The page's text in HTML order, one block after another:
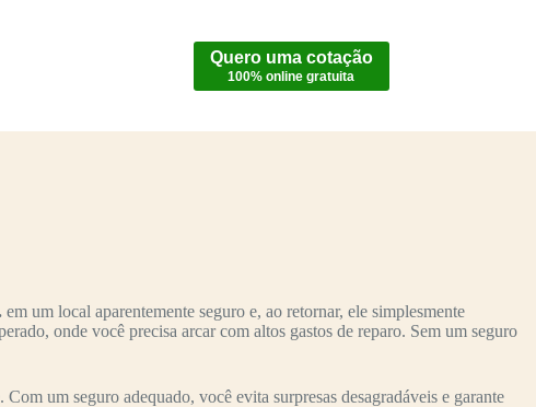
Quero uma cotação
100% online gratuita
em um local aparentemente seguro e, ao retornar, ele simplesmente
onde você precisa arcar com altos gastos de reparo. Sem um seguro
um seguro adequado, você evita surpresas desagradáveis e garante